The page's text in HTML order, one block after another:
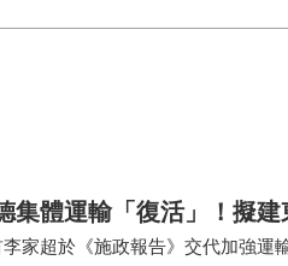
集體運輸「復活」！擬
家超於《施政報告》交代加強運